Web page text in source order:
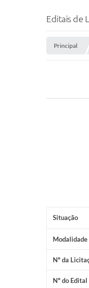
Editais de
Principal
Situação
Modalidade
Nº da
Nº do Edital